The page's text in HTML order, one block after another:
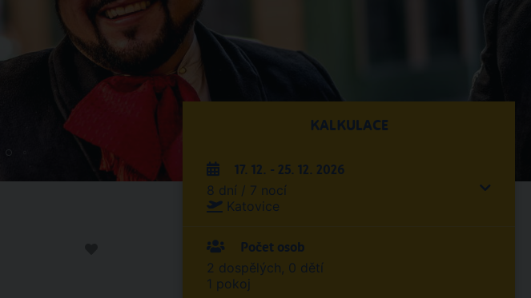
KALKULACE
17. 12. - 25. 12. 2026
8 dní / 7 nocí
Katovice
Počet osob
2 dospělých, 0 dětí
1 pokoj